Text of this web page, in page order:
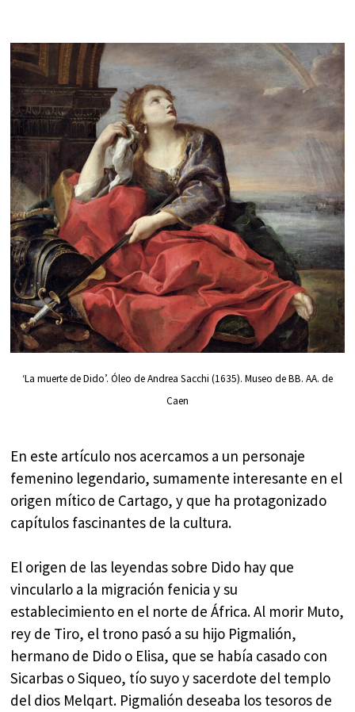
‘La muerte de Dido’. Óleo de Andrea Sacchi (1635). Museo de BB. AA. de
Caen
En este artículo nos acercamos a un personaje
femenino legendario, sumamente interesante en el
origen mítico de Cartago, y que ha protagonizado
capítulos fascinantes de la cultura.
El origen de las leyendas sobre Dido hay que
vincularlo a la migración fenicia y su
establecimiento en el norte de África. Al morir Muto,
rey de Tiro, el trono pasó a su hijo Pigmalión,
hermano de Dido o Elisa, que se había casado con
Sicarbas o Siqueo, tío suyo y sacerdote del templo
del dios Melqart. Pigmalión deseaba los tesoros de